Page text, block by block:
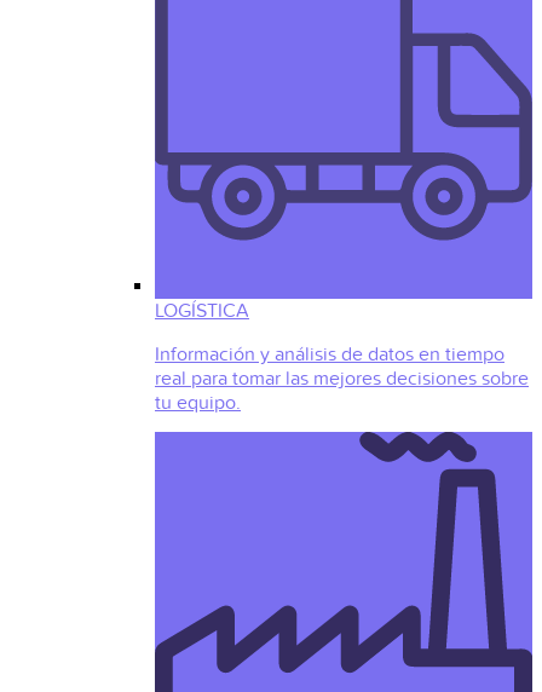
LOGÍSTICA
Información y análisis de datos en tiempo
real para tomar las mejores decisiones sobre
tu equipo.